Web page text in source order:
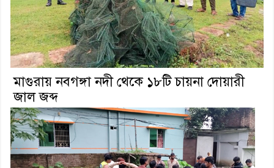
মাগুরায় নবগঙ্গা নদী থেকে ১৮টি চায়না দোয়ারী
জাল জব্দ